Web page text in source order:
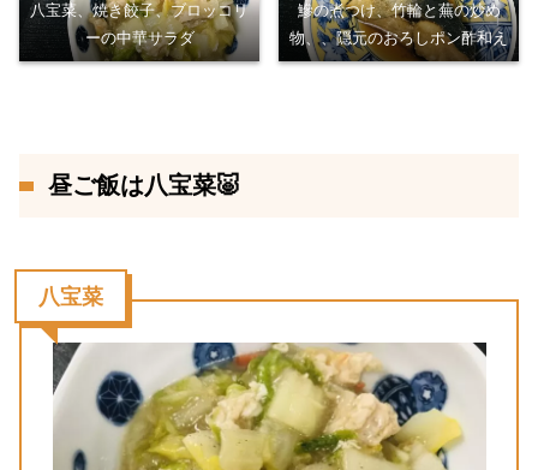
八宝菜、焼き餃子、ブロッコリ
ーの中華サラダ
鰺の煮つけ、竹輪と蕪の炒め
物、、隠元のおろしポン酢和え
昼ご飯は八宝菜🐷
八宝菜